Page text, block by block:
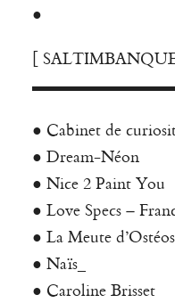
●
[
● Cabinet de
● Dream-Néon
● Nice 2 Paint You
● Love Specs –
● La Meute d’Ostéos
● Naïs_
● Caroline Brisset